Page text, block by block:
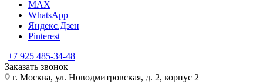
MAX
WhatsApp
Яндекс.Дзен
Pinterest
+7 925 485-34-48
Заказать звонок
г. Москва, ул. Новодмитровская, д. 2, корпус 2